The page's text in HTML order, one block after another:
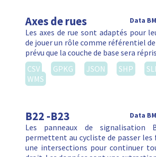
Axes de rues Data BM
Les axes de rue sont adaptés pour
de jouer un rôle comme référentiel
prévu que la couche de base sera
CSV
GPKG JSON SHP
WMS
B22 -B23 Data BM
Les panneaux de signalisation
permettent au cycliste de passer les
une intersections pour continuer